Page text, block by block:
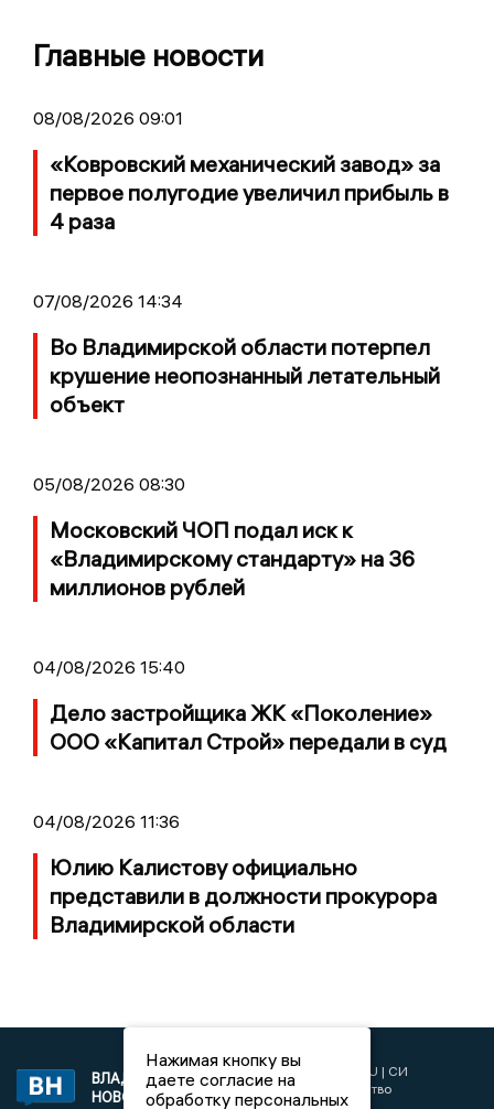
Главные новости
08/08/2026 09:01
«Ковровский механический завод» за
первое полугодие увеличил прибыль в
4 раза
07/08/2026 14:34
Во Владимирской области потерпел
крушение неопознанный летательный
объект
05/08/2026 08:30
Московский ЧОП подал иск к
«Владимирскому стандарту» на 36
миллионов рублей
04/08/2026 15:40
Дело застройщика ЖК «Поколение»
ООО «Капитал Строй» передали в суд
04/08/2026 11:36
Юлию Калистову официально
представили в должности прокурора
Владимирской области
ВЛАДИМИРСКИЕ
НОВОСТИ
2017 © NEWSVLADIMIR.RU | СИ
«Информационное агентство
Нажимая кнопку вы
даете согласие на
обработку персональных